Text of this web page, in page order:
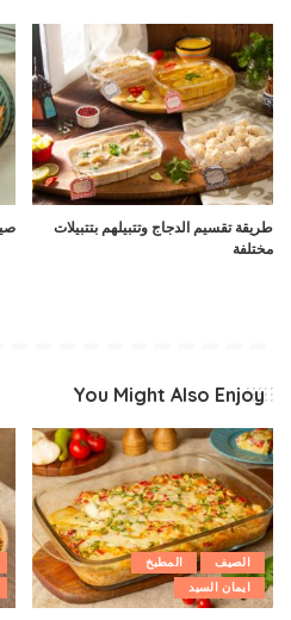
طريقة تقسيم الدجاج وتتبيلهم بتتبيلات
مختلفة
You Might Also Enjoy
الصيف
المطبخ
ايمان السيد